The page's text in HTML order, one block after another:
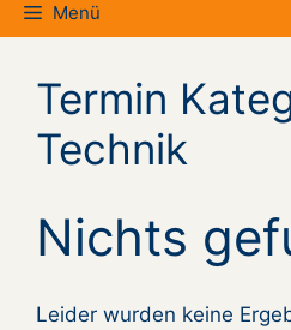
Menü
Termin
Technik
Nichts
Leider wurden keine